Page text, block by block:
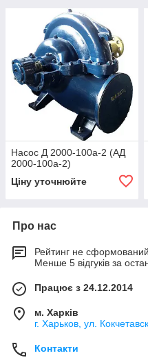
Насос Д 2000-100а-2 (АД
2000-100а-2)
Ціну уточнюйте
Про нас
Рейтинг не сформований
Менше 5 відгуків за
Працює з 24.12.2014
м. Харків
г. Харьков, ул.
Контакти